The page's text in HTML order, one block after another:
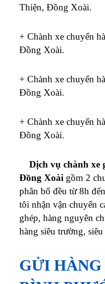
Thiện, Đồng Xoài.
+ Chành xe chuyển
Đồng Xoài.
+ Chành xe chuyển
Đồng Xoài.
+ Chành xe chuyển
Đồng Xoài.
Dịch vụ chành xe
Đồng Xoài gồm 2
phân bố đều từ 8h
tôi nhận vận chuyển
ghép, hàng nguyên
hàng siêu trường,
GỬI HÀNG